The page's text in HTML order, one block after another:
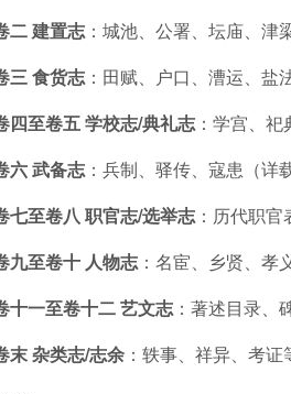
二 建置志：城池、公署、坛庙、津
三 食货志：田赋、户口、漕运、盐
四至卷五 学校志/典礼志：学宫、祀
六 武备志：兵制、驿传、寇患（详
七至卷八 职官志/选举志：历代职官
九至卷十 人物志：名宦、乡贤、孝
十一至卷十二 艺文志：著述目录、
末 杂类志/志余 ：轶事、祥异、考证